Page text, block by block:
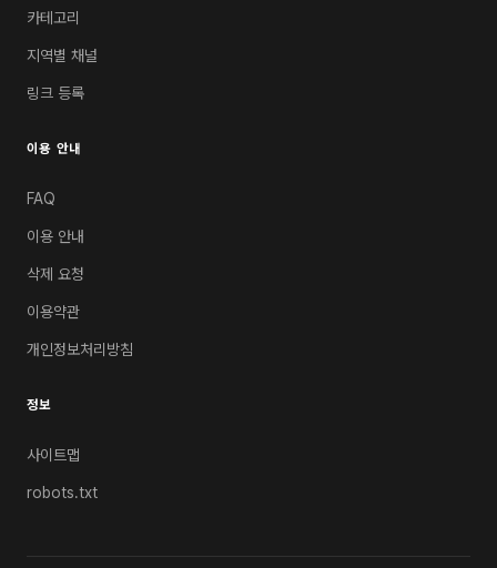
카테고리
지역별 채널
링크 등록
이용 안내
FAQ
이용 안내
삭제 요청
이용약관
개인정보처리방침
정보
사이트맵
robots.txt